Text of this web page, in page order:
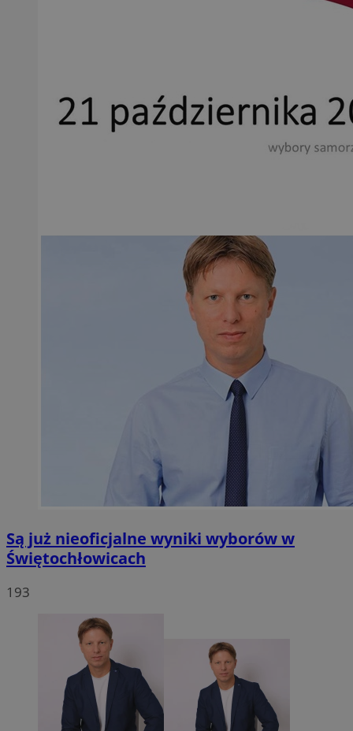
Są już nieoficjalne wyniki wyborów w
Świętochłowicach
193